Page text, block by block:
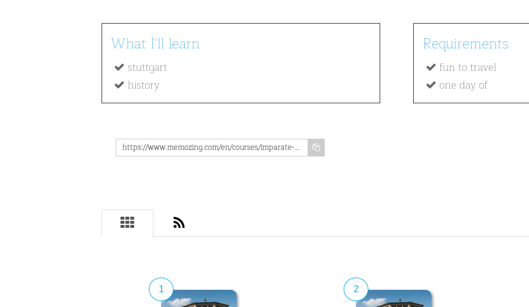
What I'll learn
stuttgart
history
Requirements
fun to travel
one day of
https://www.memozing.com/en/courses/imparate-tutto-sulla-storia-di-wilhelma-zoo-di-stoccarda-parte-2-in-questo-corso-in-due-parti-8e60baaf482a392e61a6db6c
1 2